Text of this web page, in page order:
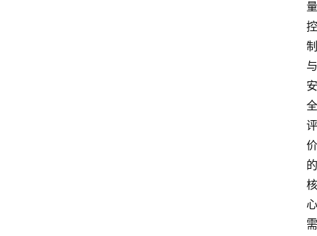
量
控
制
与
安
全
评
价
的
核
心
需